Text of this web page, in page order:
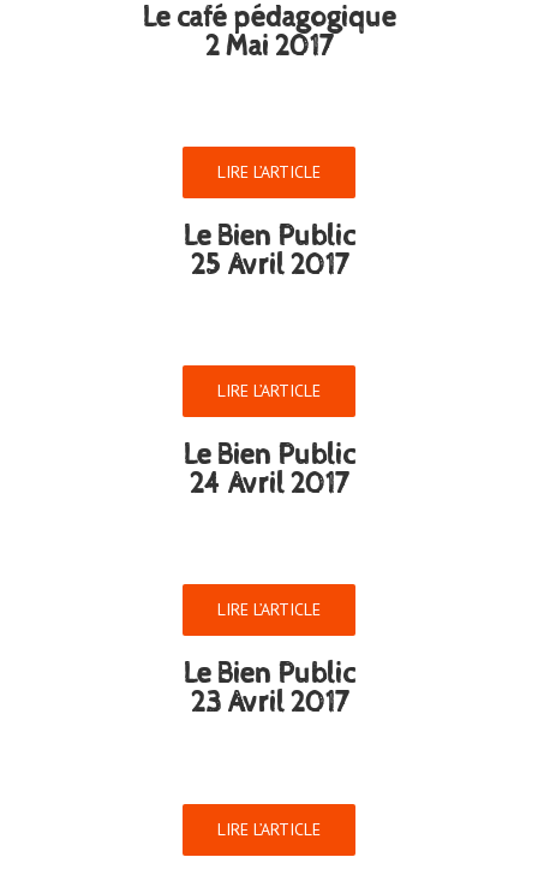
Le café pédagogique
2 Mai 2017
LIRE L’ARTICLE
Le Bien Public
25 Avril 2017
LIRE L’ARTICLE
Le Bien Public
24 Avril 2017
LIRE L’ARTICLE
Le Bien Public
23 Avril 2017
LIRE L’ARTICLE